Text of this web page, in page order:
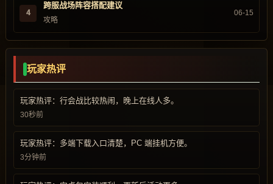
4
跨服战场阵容搭配建议
攻略
06-15
玩家热评
玩家热评：行会战比较热闹，晚上在线人多。
30秒前
玩家热评：多端下载入口清楚，PC 端挂机方便。
3分钟前